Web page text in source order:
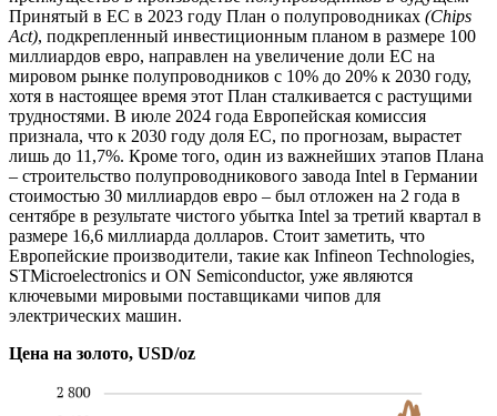
Принятый в ЕС в 2023 году План о полупроводниках (Chips
Act), подкрепленный инвестиционным планом в размере 100
миллиардов евро, направлен на увеличение доли ЕC на
мировом рынке полупроводников с 10% до 20% к 2030 году,
хотя в настоящее время этот План сталкивается с растущими
трудностями. В июле 2024 года Европейская комиссия
признала, что к 2030 году доля ЕС, по прогнозам, вырастет
лишь до 11,7%. Кроме того, один из важнейших этапов Плана
– строительство полупроводникового завода Intel в Германии
стоимостью 30 миллиардов евро – был отложен на 2 года в
сентябре в результате чистого убытка Intel за третий квартал в
размере 16,6 миллиарда долларов. Стоит заметить, что
Европейские производители, такие как Infineon Technologies,
STMicroelectronics и ON Semiconductor, уже являются
ключевыми мировыми поставщиками чипов для
электрических машин.
Цена на золото, USD/oz